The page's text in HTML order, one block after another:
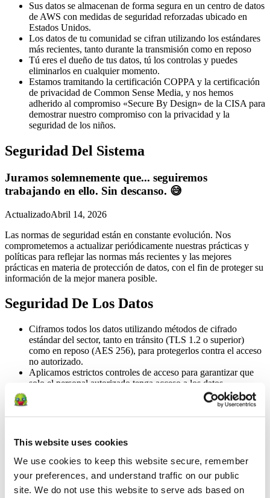
This website uses cookies
We use cookies to keep this website secure, remember
your preferences, and understand traffic on our public
site. We do not use this website to serve ads based on
Sus datos se almacenan de forma segura en un centro de datos
de AWS con medidas de seguridad reforzadas ubicado en
Estados Unidos.
Los datos de tu comunidad se cifran utilizando los estándares
más recientes, tanto durante la transmisión como en reposo
Tú eres el dueño de tus datos, tú los controlas y puedes
eliminarlos en cualquier momento.
Estamos tramitando la certificación COPPA y la certificación
de privacidad de Common Sense Media, y nos hemos
adherido al compromiso «Secure By Design» de la CISA para
demostrar nuestro compromiso con la privacidad y la
seguridad de los niños.
Seguridad Del Sistema
Juramos solemnemente que... seguiremos
trabajando en ello. Sin descanso. 😅
ActualizadoAbril 14, 2026
Las normas de seguridad están en constante evolución. Nos
comprometemos a actualizar periódicamente nuestras prácticas y
políticas para reflejar las normas más recientes y las mejores
prácticas en materia de protección de datos, con el fin de proteger su
información de la mejor manera posible.
Seguridad De Los Datos
Ciframos todos los datos utilizando métodos de cifrado
estándar del sector, tanto en tránsito (TLS 1.2 o superior)
como en reposo (AES 256), para protegerlos contra el acceso
no autorizado.
Aplicamos estrictos controles de acceso para garantizar que
solo el personal autorizado tenga acceso a los datos
confidenciales, y revisamos y actualizamos periódicamente
dichos controles para mantener el más alto nivel de seguridad.
Realizamos auditorías de seguridad y evaluaciones de
riesgos de seguridad.
El borrado de los datos se lleva a cabo en un plazo de 24
horas tras la eliminación de un perfil de Junga.
Se han implementado medidas de supervisión y registro de
accesos para detectar y responder a cualquier intento de
acceso no autorizado o actividad sospechosa. El acceso a los